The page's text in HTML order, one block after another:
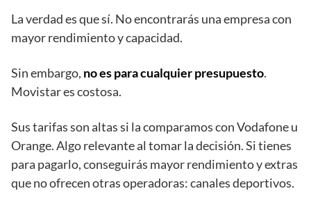
La verdad es que sí. No encontrarás una empresa con
mayor rendimiento y capacidad.
Sin embargo, no es para cualquier presupuesto.
Movistar es costosa.
Sus tarifas son altas si la comparamos con Vodafone u
Orange. Algo relevante al tomar la decisión. Si tienes
para pagarlo, conseguirás mayor rendimiento y extras
que no ofrecen otras operadoras: canales deportivos.